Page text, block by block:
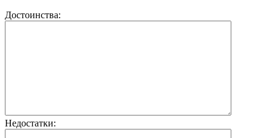
Достоинства:
Недостатки: